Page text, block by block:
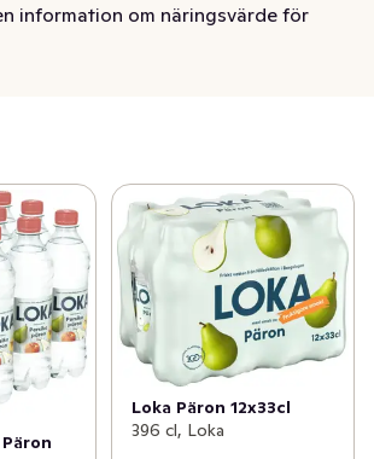
när det vandrar genom de skånska
Ramlösa Päron har en väl
kolsyra och päron.
sitt engagemang i Ramlösa
med Röda Korset. För varje
som säljs skänker Ramlösa
en liter rent vatten till Svenska
i utsatta områden runt om i
mineralvatten Päron bör njutas väl
middagen, på resan, jobbet eller
på och du är sugen på ett gott
finns i flera goda smaker.
information om näringsvärde för
Loka Päron 12x33cl
396 cl, Loka